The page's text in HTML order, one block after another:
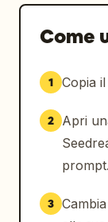
Come
1 Copia
2
Apri
prompt.
3